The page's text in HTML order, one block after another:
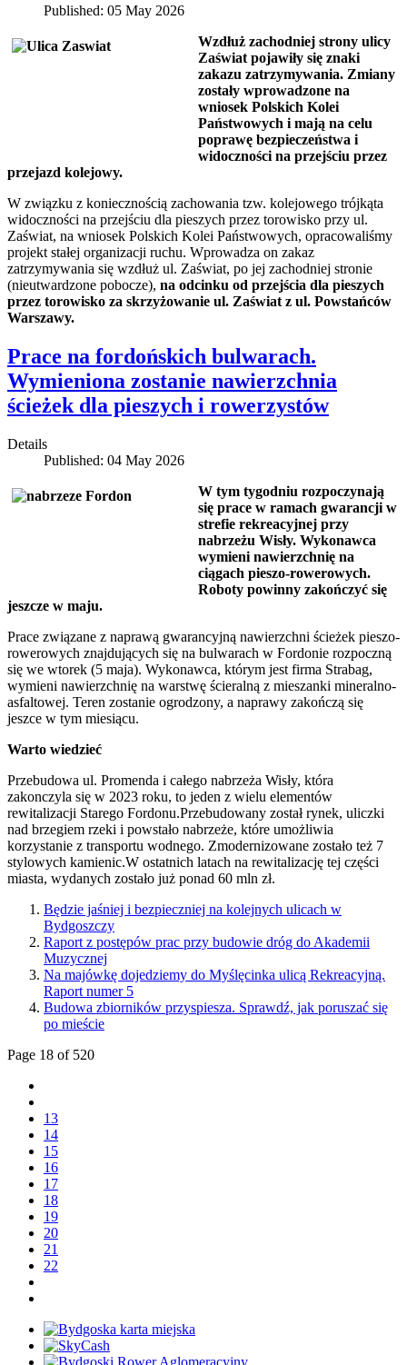
Published: 05 May 2026
Wzdłuż zachodniej strony ulicy
Zaświat pojawiły się znaki
zakazu zatrzymywania. Zmiany
zostały wprowadzone na
wniosek Polskich Kolei
Państwowych i mają na celu
poprawę bezpieczeństwa i
widoczności na przejściu przez
przejazd kolejowy.
W związku z koniecznością zachowania tzw. kolejowego trójkąta
widoczności na przejściu dla pieszych przez torowisko przy ul.
Zaświat, na wniosek Polskich Kolei Państwowych, opracowaliśmy
projekt stałej organizacji ruchu. Wprowadza on zakaz
zatrzymywania się wzdłuż ul. Zaświat, po jej zachodniej stronie
(nieutwardzone pobocze), na odcinku od przejścia dla pieszych
przez torowisko za skrzyżowanie ul. Zaświat z ul. Powstańców
Warszawy.
Prace na fordońskich bulwarach.
Wymieniona zostanie nawierzchnia
ścieżek dla pieszych i rowerzystów
Details
Published: 04 May 2026
W tym tygodniu rozpoczynają
się prace w ramach gwarancji w
strefie rekreacyjnej przy
nabrzeżu Wisły. Wykonawca
wymieni nawierzchnię na
ciągach pieszo-rowerowych.
Roboty powinny zakończyć się
jeszcze w maju.
Prace związane z naprawą gwarancyjną nawierzchni ścieżek pieszo-
rowerowych znajdujących się na bulwarach w Fordonie rozpoczną
się we wtorek (5 maja). Wykonawca, którym jest firma Strabag,
wymieni nawierzchnię na warstwę ścieralną z mieszanki mineralno-
asfaltowej. Teren zostanie ogrodzony, a naprawy zakończą się
jeszce w tym miesiącu.
Warto wiedzieć
Przebudowa ul. Promenda i całego nabrzeża Wisły, która
zakonczyla się w 2023 roku, to jeden z wielu elementów
rewitalizacji Starego Fordonu.Przebudowany został rynek, uliczki
nad brzegiem rzeki i powstało nabrzeże, które umożliwia
korzystanie z transportu wodnego. Zmodernizowane zostało też 7
stylowych kamienic.W ostatnich latach na rewitalizację tej części
miasta, wydanych zostało już ponad 60 mln zł.
Będzie jaśniej i bezpieczniej na kolejnych ulicach w
Bydgoszczy
Raport z postępów prac przy budowie dróg do Akademii
Muzycznej
Na majówkę dojedziemy do Myślęcinka ulicą Rekreacyjną.
Raport numer 5
Budowa zbiorników przyspiesza. Sprawdź, jak poruszać się
po mieście
Page 18 of 520
13
14
15
16
17
18
19
20
21
22